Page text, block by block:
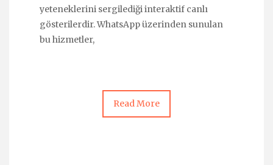
yeteneklerini sergilediği interaktif canlı
gösterilerdir. WhatsApp üzerinden sunulan
bu hizmetler,
Read More